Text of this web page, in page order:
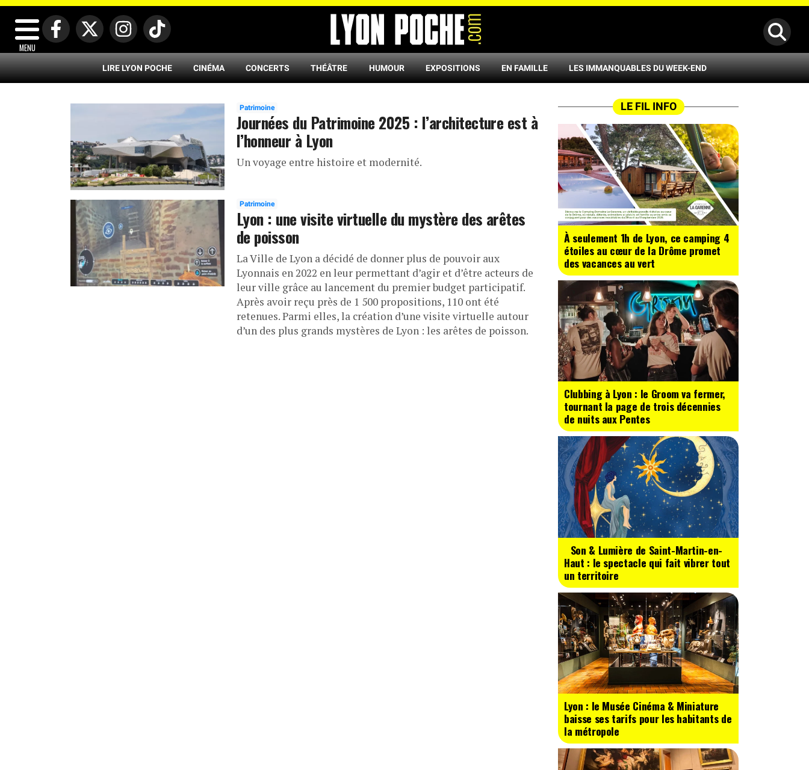
MENU
LIRE LYON POCHE CINÉMA CONCERTS THÉÂTRE HUMOUR EXPOSITIONS EN FAMILLE LES IMMANQUABLES DU WEEK-END
Patrimoine
Journées du Patrimoine 2025 : l’architecture est à
l’honneur à Lyon
Un voyage entre histoire et modernité.
Patrimoine
Lyon : une visite virtuelle du mystère des arêtes
de poisson
La Ville de Lyon a décidé de donner plus de pouvoir aux
Lyonnais en 2022 en leur permettant d’agir et d’être acteurs de
leur ville grâce au lancement du premier budget participatif.
Après avoir reçu près de 1 500 propositions, 110 ont été
retenues. Parmi elles, la création d’une visite virtuelle autour
d’un des plus grands mystères de Lyon : les arêtes de poisson.
LE FIL INFO
À seulement 1h de Lyon, ce camping 4
étoiles au cœur de la Drôme promet
des vacances au vert
Clubbing à Lyon : le Groom va fermer,
tournant la page de trois décennies
de nuits aux Pentes
Son & Lumière de Saint-Martin-en-
Haut : le spectacle qui fait vibrer tout
un territoire
Lyon : le Musée Cinéma & Miniature
baisse ses tarifs pour les habitants de
la métropole